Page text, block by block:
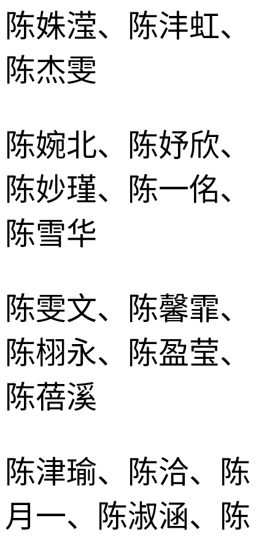
陈姝滢、陈沣虹、
陈杰雯
陈婉北、陈妤欣、
陈妙瑾、陈一佲、
陈雪华
陈雯文、陈馨霏、
陈栩永、陈盈莹、
陈蓓溪
陈津瑜、陈洽、陈
月一、陈淑涵、陈